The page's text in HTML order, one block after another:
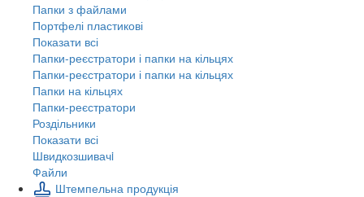
Папки з файлами
Портфелі пластикові
Показати всі
Папки-реєстратори і папки на кільцях
Папки-реєстратори і папки на кільцях
Папки на кільцях
Папки-реєстратори
Роздільники
Показати всі
Швидкозшивачi
Файли
Штемпельна продукція